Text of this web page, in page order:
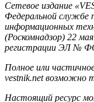
Сетевое издание
Федеральной службе
информационных
(Роскомнадзор) 22
регистрации ЭЛ №
Полное или
vestnik.net возможно
Настоящий ресурс